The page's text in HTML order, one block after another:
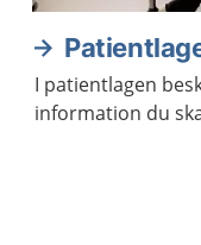
I patientlagen
information du